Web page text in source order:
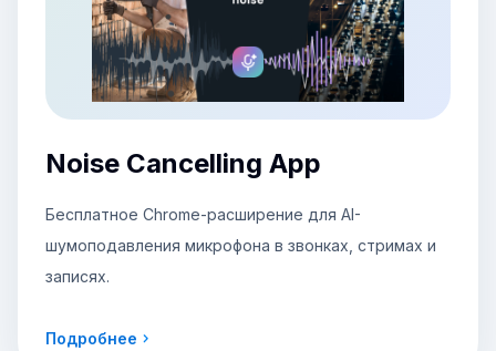
Noise Cancelling App
Бесплатное Chrome-расширение для AI-
шумоподавления микрофона в звонках, стримах и
записях.
Подробнее